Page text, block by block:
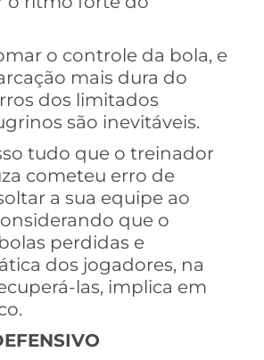
o controle da bola, e
mais dura do
dos limitados
são inevitáveis.
tudo que o treinador
cometeu erro de
a sua equipe ao
que o
perdidas e
dos jogadores, na
las, implica em